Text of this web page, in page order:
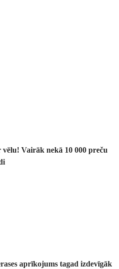
Vairāk nekā 10 000 preču
aprīkojums tagad izdevīgāk